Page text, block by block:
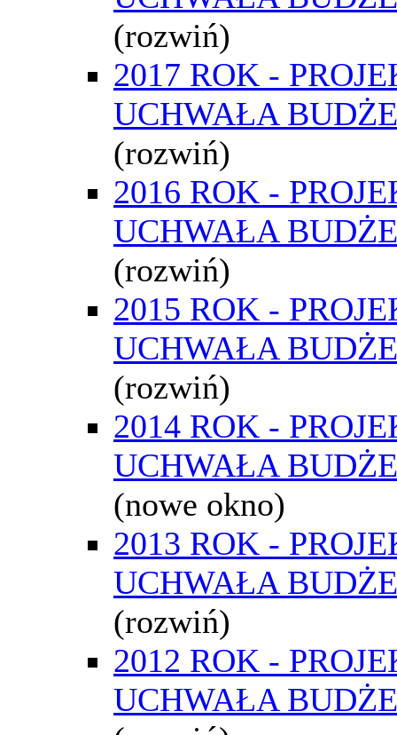
(rozwiń)
2017 ROK -
UCHWAŁA
(rozwiń)
2016 ROK -
UCHWAŁA
(rozwiń)
2015 ROK -
UCHWAŁA
(rozwiń)
2014 ROK -
UCHWAŁA
(nowe okno)
2013 ROK -
UCHWAŁA
(rozwiń)
2012 ROK -
UCHWAŁA